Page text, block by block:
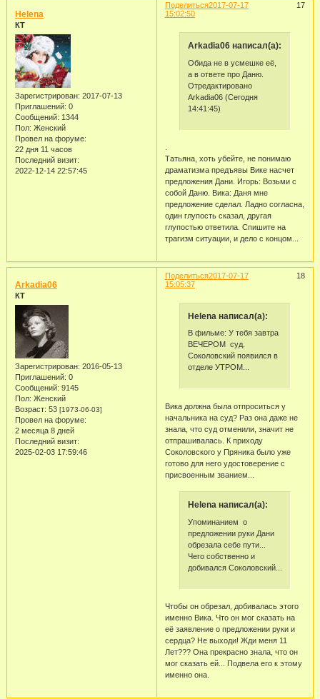
Поделиться 17
2017-07-17
15:02:50
Helena
КТ
Зарегистрирован: 2017-07-13
Приглашений: 0
Сообщений: 1344
Пол: Женский
Провел на форуме:
22 дня 11 часов
Последний визит:
2022-12-14 22:57:45
Arkadia06 написал(а):
Обида не в усмешке её,
а в ответе про Даню.
Отредактировано
Arkadia06 (Сегодня
14:41:45)
Татьяна, хоть убейте, не понимаю
драматизма предъявы Вике насчет
предложения Дани. Игорь: Возьми с
собой Даню. Вика: Даня мне
предложение сделал. Ладно согласна,
один глупость сказал, другая
глупостью ответила. Спишите на
трагизм ситуации, и дело с концом...
Поделиться 18
2017-07-17
15:05:37
Arkadia06
КТ
Зарегистрирован: 2016-05-13
Приглашений: 0
Сообщений: 9145
Пол: Женский
Возраст: 53 [1973-06-03]
Провел на форуме:
2 месяца 8 дней
Последний визит:
2025-02-03 17:59:46
Helena написал(а):
В фильме: У тебя завтра
ВЕЧЕРОМ суд.
Соколовский появился в
отделе УТРОМ...
Вика должна была отпроситься у
начальника на суд? Раз она даже не
знала, что суд отменили, значит не
отпрашивалась. К приходу
Соколовского у Пряника было уже
готово для него удостоверение с
присвоенным званием...
Helena написал(а):
Упоминанием о
предложении руки Дани
обрезала себе пути...
Чего собственно и
добивался Соколовский...
Чтобы он обрезал, добивалась этого
именно Вика. Что он мог сказать на
её заявление о предложении руки и
сердца? Не выходи! Жди меня 11
Лет??? Она прекрасно знала, что он
мог сказать ей... Подвела его к этому
именно она.